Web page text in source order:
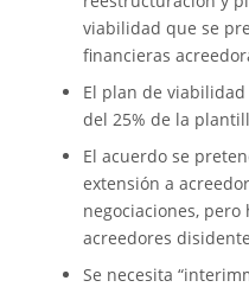
viabilidad que se
financieras
El plan de
del 25% de la
El acuerdo se
extensión a
negociaciones, pero
acreedores
Se necesita